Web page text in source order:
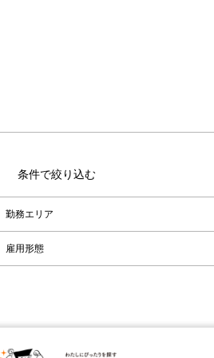
条件で絞り込む
勤務エリア
雇用形態